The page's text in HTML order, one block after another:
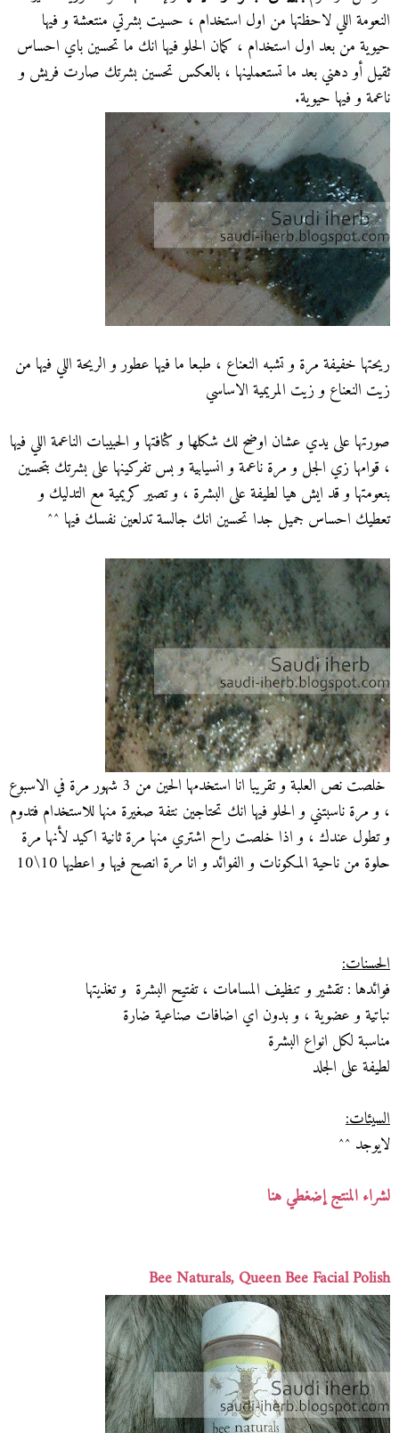
النعومة اللي لاحظتها من اول استخدام ، حسيت بشرتي منتعشة و فيها
حيوية من بعد اول استخدام ، كمان الحلو فيها انك ما تحسين باي احساس
ثقيل أو دهني بعد ما تستعملينها ، بالعكس تحسين بشرتك صارت فريش و
ناعمة و فيها حيوية.
ريحتها خفيفة مرة و تشبه النعناع ، طبعا ما فيها عطور و الريحة اللي فيها من
زيت النعناع و زيت المريمية الاساسي
صورتها على يدي عشان اوضح لك شكلها و كثافتها و الحبيبات الناعمة اللي فيها
، قوامها زي الجل و مرة ناعمة و انسيابية و بس تفركينها على بشرتك بتحسين
بنعومتها و قد ايش هيا لطيفة على البشرة ، و تصير كريمية مع التدليك و
تعطيك احساس جميل جدا تحسين انك جالسة تدلعين نفسك فيها ^^
خلصت نص العلبة و تقريبا انا استخدمها الحين من 3 شهور مرة في الاسبوع
، و مرة ناسبتني و الحلو فيها انك تحتاجين نتفة صغيرة منها للاستخدام فتدوم
و تطول عندك ، و اذا خلصت راح اشتري منها مرة ثانية اكيد لأنها مرة
حلوة من ناحية المكونات و الفوائد و انا مرة انصح فيها و اعطيها 10\10
الحسنات:
فوائدها : تقشير و تنظيف المسامات ، تفتيح البشرة و تغذيتها
نباتية و عضوية ، و بدون اي اضافات صناعية ضارة
مناسبة لكل انواع البشرة
لطيفة على الجلد
السيئات:
لايوجد ^^
لشراء المنتج إضغطي هنا
Bee Naturals, Queen Bee Facial Polish